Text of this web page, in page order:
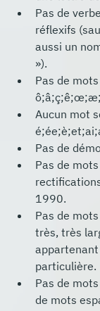
Pas de
réflexifs
aussi un
»).
Pas de
Aucun mot
Pas de
Pas de
1990.
Pas de
très, très
particulière.
Pas de
de mots